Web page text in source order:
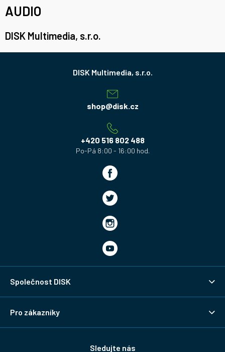
AUDIO
DISK Multimedia, s.r.o.
shop@disk.cz
+420 516 802 488
Společnost DISK
Pro zákazníky
Sledujte nás